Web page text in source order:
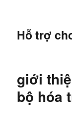
Hỗ trợ
giới
bộ hóa